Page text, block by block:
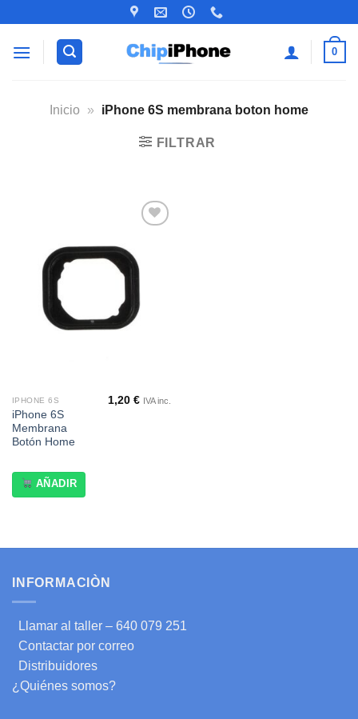
contenido
0
Inicio » iPhone 6S membrana boton home
FILTRAR
lista de
deseos
IPHONE 6S
iPhone 6S
Membrana
Botón Home
1,20€ IVA inc.
AÑADIR
INFORMACIÒN
Llamar al taller – 640 079 251
Contactar por correo
Distribuidores
¿Quiénes somos?